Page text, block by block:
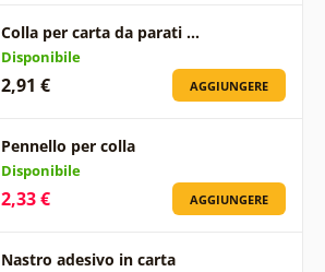
Colla per carta da parati …
Disponibile
2,91 € AGGIUNGERE
Pennello per colla
Disponibile
2,33 € AGGIUNGERE
Nastro adesivo in carta